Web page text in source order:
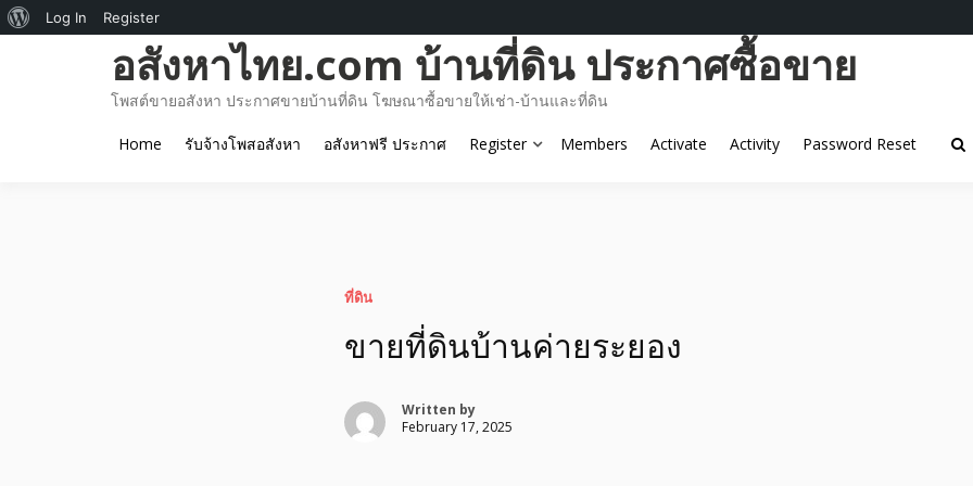
อสังหาไทย.com บ้านที่ดิน ประกาศซื้อขาย
โพสต์ขายอสังหา ประกาศขายบ้านที่ดิน โฆษณาซื้อขายให้เช่า-บ้านและที่ดิน
Home รับจ้างโพสอสังหา อสังหาฟรี ประกาศ Register Members Activate Activity Password Reset
ที่ดิน
ขายที่ดินบ้านค่ายระยอง
Written by
February 17, 2025
About
Log In Register